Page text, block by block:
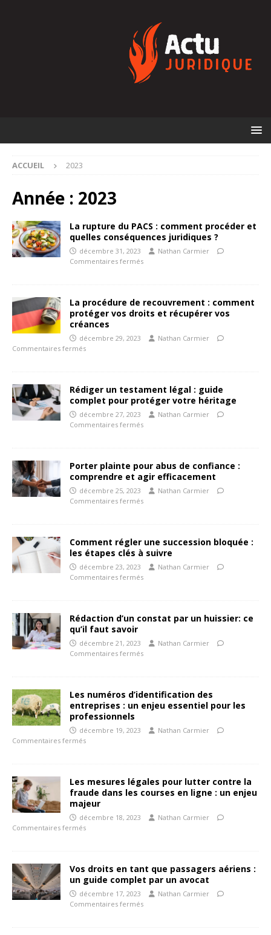
ACCUEIL 2023
Année : 2023
La rupture du PACS : comment procéder et
quelles conséquences juridiques ?
décembre 31, 2023
Nathan Carmier
Commentaires fermés
La procédure de recouvrement : comment
protéger vos droits et récupérer vos
créances
décembre 29, 2023
Nathan Carmier
Commentaires fermés
Rédiger un testament légal : guide
complet pour protéger votre héritage
décembre 27, 2023
Nathan Carmier
Commentaires fermés
Porter plainte pour abus de confiance :
comprendre et agir efficacement
décembre 25, 2023
Nathan Carmier
Commentaires fermés
Comment régler une succession bloquée :
les étapes clés à suivre
décembre 23, 2023
Nathan Carmier
Commentaires fermés
Rédaction d’un constat par un huissier: ce
qu’il faut savoir
décembre 21, 2023
Nathan Carmier
Commentaires fermés
Les numéros d’identification des
entreprises : un enjeu essentiel pour les
professionnels
décembre 19, 2023
Nathan Carmier
Commentaires fermés
Les mesures légales pour lutter contre la
fraude dans les courses en ligne : un enjeu
majeur
décembre 18, 2023
Nathan Carmier
Commentaires fermés
Vos droits en tant que passagers aériens :
un guide complet par un avocat
décembre 17, 2023
Nathan Carmier
Commentaires fermés